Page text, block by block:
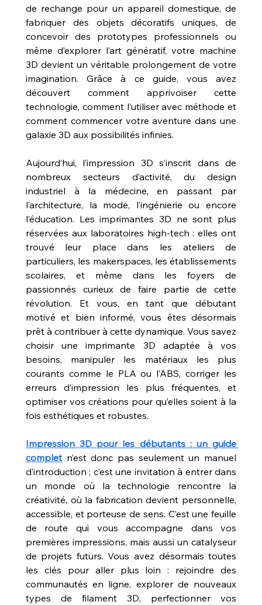
de rechange pour un appareil domestique, de
fabriquer des objets décoratifs uniques, de
concevoir des prototypes professionnels ou
même d’explorer l’art génératif, votre machine
3D devient un véritable prolongement de votre
imagination. Grâce à ce guide, vous avez
découvert comment apprivoiser cette
technologie, comment l’utiliser avec méthode et
comment commencer votre aventure dans une
galaxie 3D aux possibilités infinies.
Aujourd’hui, l’impression 3D s’inscrit dans de
nombreux secteurs d’activité, du design
industriel à la médecine, en passant par
l’architecture, la mode, l’ingénierie ou encore
l’éducation. Les imprimantes 3D ne sont plus
réservées aux laboratoires high-tech : elles ont
trouvé leur place dans les ateliers de
particuliers, les makerspaces, les établissements
scolaires, et même dans les foyers de
passionnés curieux de faire partie de cette
révolution. Et vous, en tant que débutant
motivé et bien informé, vous êtes désormais
prêt à contribuer à cette dynamique. Vous savez
choisir une imprimante 3D adaptée à vos
besoins, manipuler les matériaux les plus
courants comme le PLA ou l’ABS, corriger les
erreurs d’impression les plus fréquentes, et
optimiser vos créations pour qu’elles soient à la
fois esthétiques et robustes.
Impression 3D pour les débutants : un guide
complet n’est donc pas seulement un manuel
d’introduction ; c’est une invitation à entrer dans
un monde où la technologie rencontre la
créativité, où la fabrication devient personnelle,
accessible, et porteuse de sens. C’est une feuille
de route qui vous accompagne dans vos
premières impressions, mais aussi un catalyseur
de projets futurs. Vous avez désormais toutes
les clés pour aller plus loin : rejoindre des
communautés en ligne, explorer de nouveaux
types de filament 3D, perfectionner vos